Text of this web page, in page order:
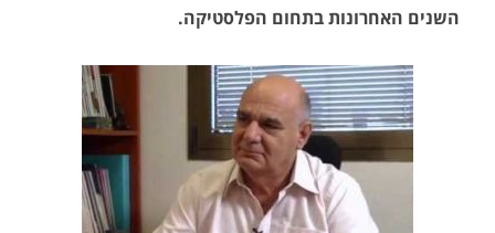
השנים האחרונות בתחום הפלסטיקה.